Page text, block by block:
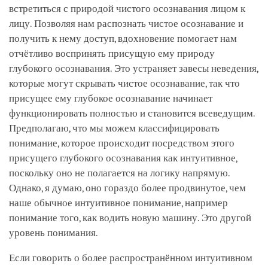
встретиться с природой чистого осознавания лицом к
лицу. Позволяя нам распознать чистое осознавание и
получить к нему доступ, вдохновение помогает нам
отчётливо воспринять присущую ему природу
глубокого осознавания. Это устраняет завесы неведения,
которые могут скрывать чистое осознавание, так что
присущее ему глубокое осознавание начинает
функционировать полностью и становится всеведущим.
Предполагаю, что мы можем классифицировать
понимание, которое происходит посредством этого
присущего глубокого осознавания как интуитивное,
поскольку оно не полагается на логику напрямую.
Однако, я думаю, оно гораздо более продвинутое, чем
наше обычное интуитивное понимание, например
понимание того, как водить новую машину. Это другой
уровень понимания.
Если говорить о более распространённом интуитивном